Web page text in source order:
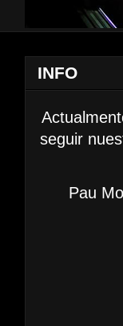
INFO
seguir
Pau